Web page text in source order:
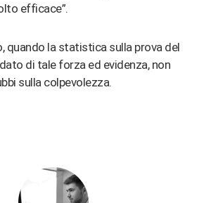
efficace”.
quando la statistica sulla prova del
di tale forza ed evidenza, non
sulla colpevolezza.